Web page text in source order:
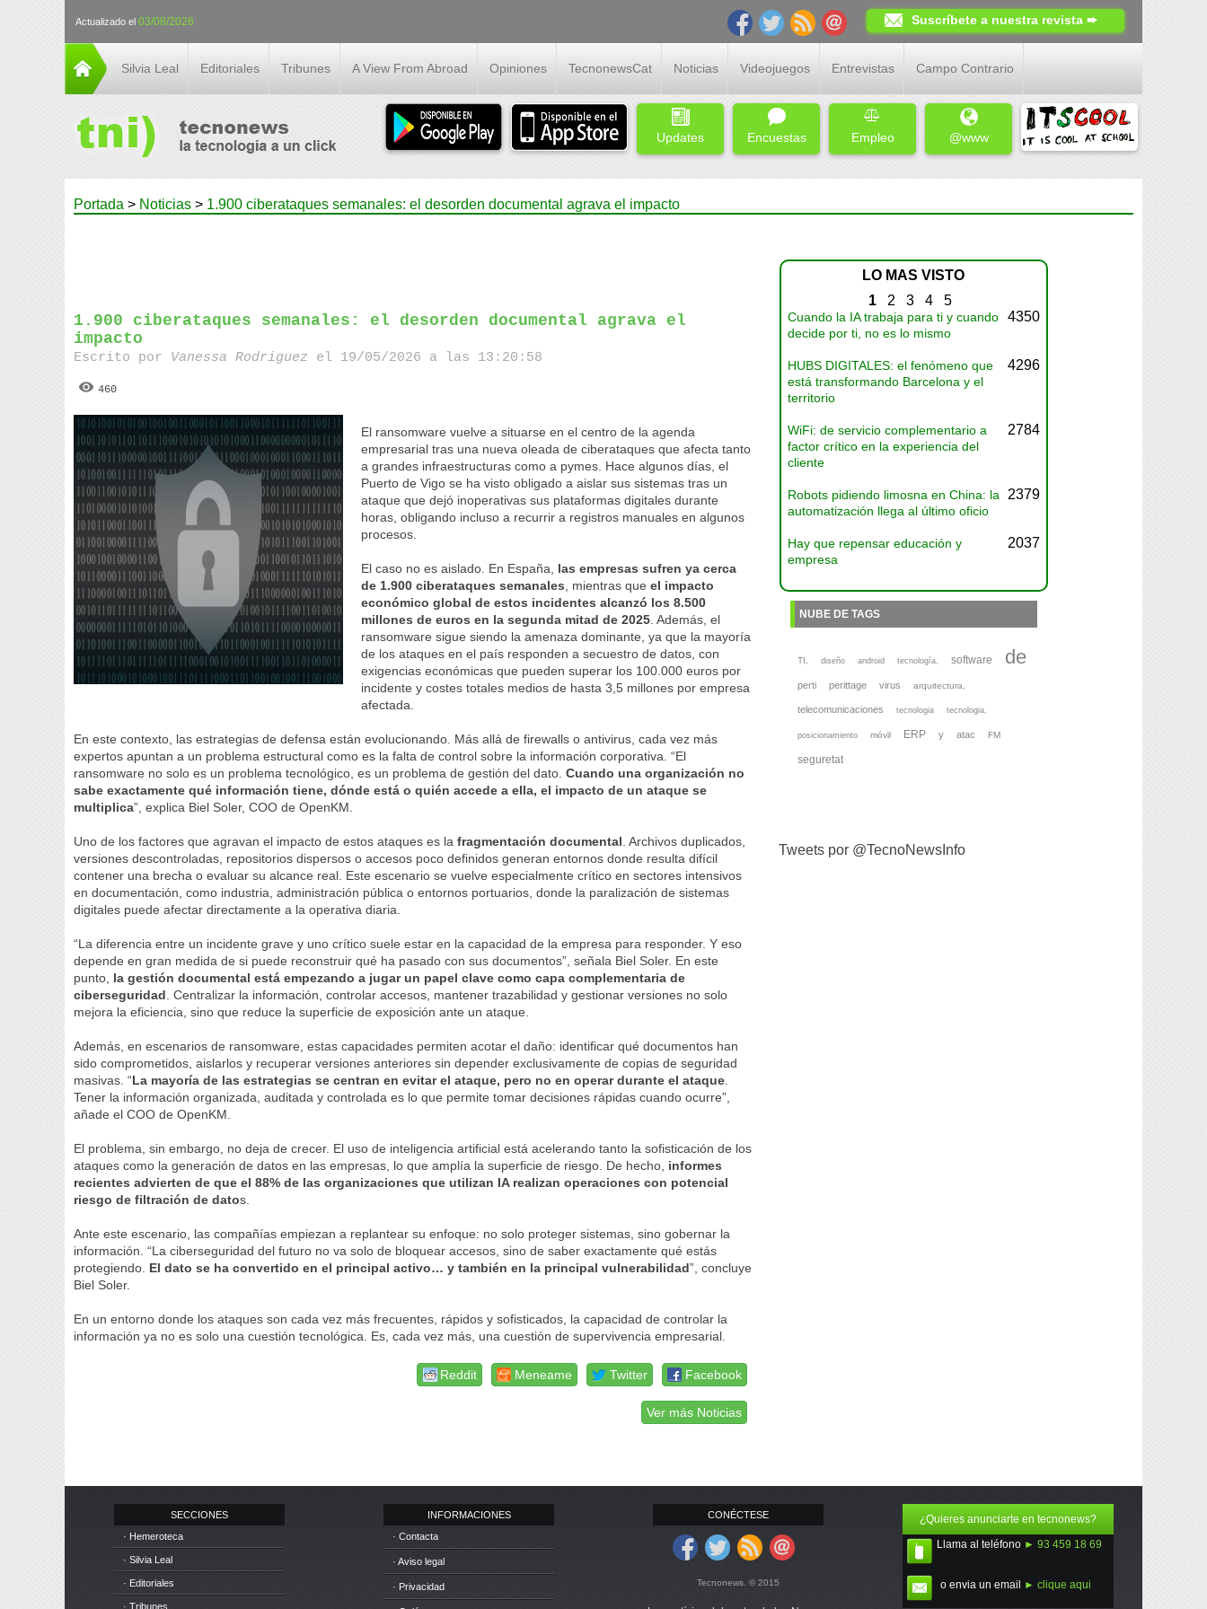
Actualizado el 03/08/2026 Suscríbete a nuestra revista ➨
Silvia Leal Editoriales Tribunes A View From Abroad Opiniones TecnonewsCat Noticias Videojuegos Entrevistas Campo Contrario
Updates Encuestas Empleo @www
Portada > Noticias > 1.900 ciberataques semanales: el desorden documental agrava el impacto
1.900 ciberataques semanales: el desorden documental agrava el
impacto
Escrito por Vanessa Rodriguez el 19/05/2026 a las 13:20:58
460
El ransomware vuelve a situarse en el centro de la agenda
empresarial tras una nueva oleada de ciberataques que afecta tanto
a grandes infraestructuras como a pymes. Hace algunos días, el
Puerto de Vigo se ha visto obligado a aislar sus sistemas tras un
ataque que dejó inoperativas sus plataformas digitales durante
horas, obligando incluso a recurrir a registros manuales en algunos
procesos.
El caso no es aislado. En España, las empresas sufren ya cerca
de 1.900 ciberataques semanales , mientras queel impacto
económico global de estos incidentes alcanzó los 8.500
millones de euros en la segunda mitad de 2025 . Además, el
ransomware sigue siendo la amenaza dominante, ya que la mayoría
de los ataques en el país responden a secuestro de datos, con
exigencias económicas que pueden superar los 100.000 euros por
incidente y costes totales medios de hasta 3,5 millones por empresa
afectada.
En este contexto, las estrategias de defensa están evolucionando. Más allá de firewalls o antivirus, cada vez más
expertos apuntan a un problema estructural como es la falta de control sobre la información corporativa. “El
ransomware no solo es un problema tecnológico, es un problema de gestión del dato.Cuando una organización no
sabe exactamente qué información tiene, dónde está o quién accede a ella, el impacto de un ataque se
multiplica”, explica Biel Soler, COO de OpenKM.
Uno de los factores que agravan el impacto de estos ataques es lafragmentación documental . Archivos duplicados,
versiones descontroladas, repositorios dispersos o accesos poco definidos generan entornos donde resulta difícil
contener una brecha o evaluar su alcance real. Este escenario se vuelve especialmente crítico en sectores intensivos
en documentación, como industria, administración pública o entornos portuarios, donde la paralización de sistemas
digitales puede afectar directamente a la operativa diaria.
“La diferencia entre un incidente grave y uno crítico suele estar en la capacidad de la empresa para responder. Y eso
depende en gran medida de si puede reconstruir qué ha pasado con sus documentos”, señala Biel Soler. En este
punto, la gestión documental está empezando a jugar un papel clave como capa complementaria de
ciberseguridad . Centralizar la información, controlar accesos, mantener trazabilidad y gestionar versiones no solo
mejora la eficiencia, sino que reduce la superficie de exposición ante un ataque.
Además, en escenarios de ransomware, estas capacidades permiten acotar el daño: identificar qué documentos han
sido comprometidos, aislarlos y recuperar versiones anteriores sin depender exclusivamente de copias de seguridad
masivas. “La mayoría de las estrategias se centran en evitar el ataque, pero no en operar durante el ataque
Tener la información organizada, auditada y controlada es lo que permite tomar decisiones rápidas cuando ocurre”,
añade el COO de OpenKM.
El problema, sin embargo, no deja de crecer. El uso de inteligencia artificial está acelerando tanto la sofisticación de los
ataques como la generación de datos en las empresas, lo que amplía la superficie de riesgo. De hecho, informes
recientes advierten de que el 88% de las organizaciones que utilizan IA realizan operaciones con potencial
riesgo de filtración de datos.
Ante este escenario, las compañías empiezan a replantear su enfoque: no solo proteger sistemas, sino gobernar la
información. “La ciberseguridad del futuro no va solo de bloquear accesos, sino de saber exactamente qué estás
protegiendo. El dato se ha convertido en el principal activo… y también en la principal vulnerabilidad”, concluye
Biel Soler.
En un entorno donde los ataques son cada vez más frecuentes, rápidos y sofisticados, la capacidad de controlar la
información ya no es solo una cuestión tecnológica. Es, cada vez más, una cuestión de supervivencia empresarial.
Facebook
Twitter
Meneame
Reddit
Ver más Noticias
LO MAS VISTO
1 2 3 4 5
Cuando la IA trabaja para ti y cuando
decide por ti, no es lo mismo
4350
HUBS DIGITALES: el fenómeno que
está transformando Barcelona y el
territorio
4296
WiFi: de servicio complementario a
factor crítico en la experiencia del
cliente
2784
Robots pidiendo limosna en China: la
automatización llega al último oficio
2379
Hay que repensar educación y
empresa
2037
NUBE DE TAGS
TI, diseño android tecnología, software de
perti perittage virus arquitectura,
telecomunicaciones tecnologia tecnologia,
posicionamiento móvil ERP y atac FM
seguretat
Tweets por @TecnoNewsInfo
SECCIONES
· Hemeroteca
· Silvia Leal
· Editoriales
· Tribunes
INFORMACIONES
· Contacta
· Aviso legal
· Privacidad
CONÉCTESE
Tecnonews. © 2015
¿Quieres anunciarte en tecnonews?
Llama al teléfono ► 93 459 18 69
o envia un email ► clique aqui